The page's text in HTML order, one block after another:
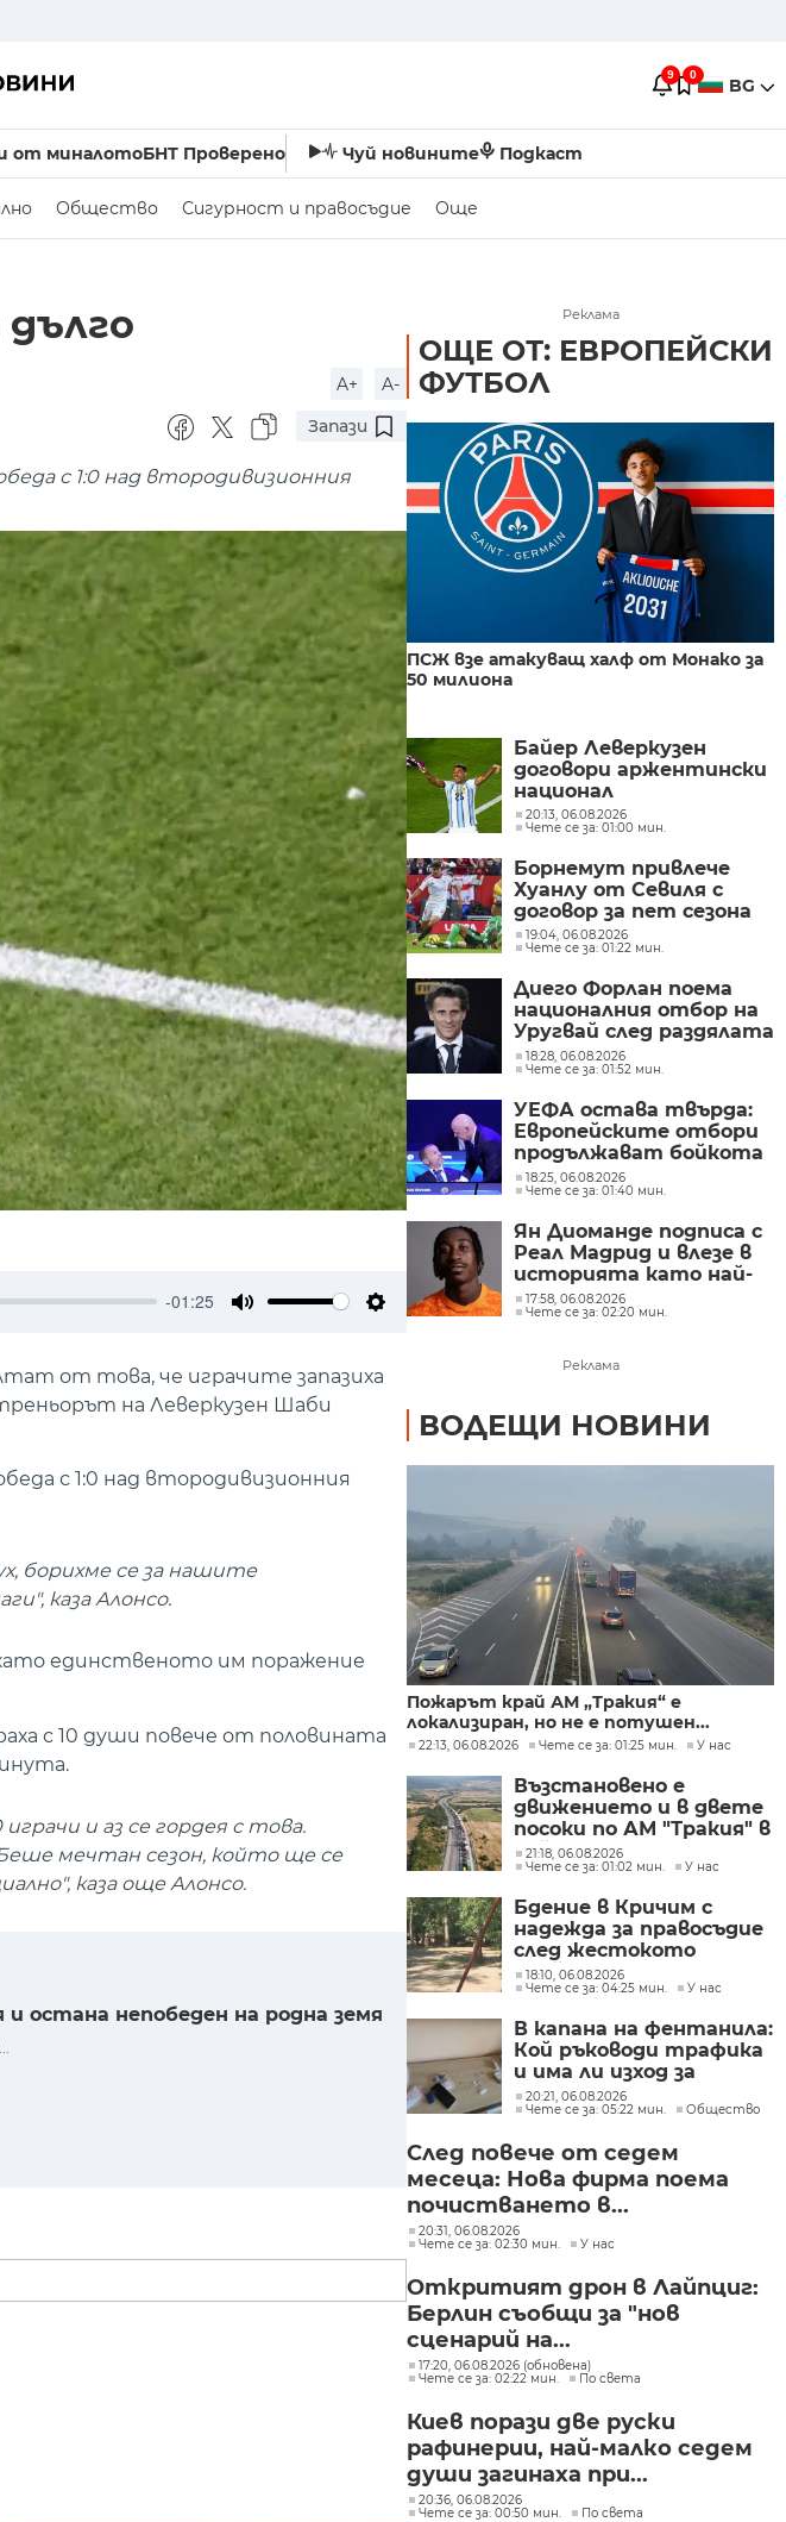
9 0 BG
от миналотоБНТ Проверено Чуй новините Подкаст
Общество Сигурност и правосъдие Още
A+
A-
Запази
с 1:0 над втородивизионния
-01:25
от това, че играчите запазиха
на Леверкузен Шаби
с 1:0 над втородивизионния
борихме се за нашите
каза Алонсо.
като единственото им поражение
с 10 души повече от половината
и аз се гордея с това.
мечтан сезон, който ще се
каза още Алонсо.
остана непобеден на родна земя
Реклама
ОЩЕ ОТ: ЕВРОПЕЙСКИ
ФУТБОЛ
ПСЖ взе атакуващ халф от Монако за
50 милиона
Байер Леверкузен
договори аржентински
национал
20:13, 06.08.2026
Чете се за: 01:00 мин.
Борнемут привлече
Хуанлу от Севиля с
договор за пет сезона
19:04, 06.08.2026
Чете се за: 01:22 мин.
Диего Форлан поема
националния отбор на
Уругвай след раздялата
с Марсело Биелса
18:28, 06.08.2026
Чете се за: 01:52 мин.
УЕФА остава твърда:
Европейските отбори
продължават бойкота
на турнирите на
ФИФА
18:25, 06.08.2026
Чете се за: 01:40 мин.
Ян Диоманде подписа с
Реал Мадрид и влезе в
историята като най-
скъпия африкански
футболист
17:58, 06.08.2026
Чете се за: 02:20 мин.
Реклама
ВОДЕЩИ НОВИНИ
Пожарът край АМ „Тракия“ е
локализиран, но не е потушен...
22:13, 06.08.2026 Чете се за: 01:25 мин. У нас
Възстановено е
движението и в двете
посоки по АМ "Тракия" в
района на 69-тия
километър
21:18, 06.08.2026
Чете се за: 01:02 мин.
У нас
Бдение в Кричим с
надежда за правосъдие
след жестокото
убийство на млад мъж
в Пловдив от
18:10, 06.08.2026
Чете се за: 04:25 мин.
У нас
В капана на фентанила:
Кой ръководи трафика
и има ли изход за
пристрастените?
20:21, 06.08.2026
Чете се за: 05:22 мин.
Общество
След повече от седем
месеца: Нова фирма поема
почистването в...
20:31, 06.08.2026
Чете се за: 02:30 мин.
У нас
Откритият дрон в Лайпциг:
Берлин съобщи за "нов
сценарий на...
17:20, 06.08.2026 (обновена)
Чете се за: 02:22 мин.
По света
Киев порази две руски
рафинерии, най-малко седем
души загинаха при...
20:36, 06.08.2026
Чете се за: 00:50 мин.
По света